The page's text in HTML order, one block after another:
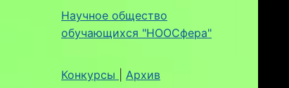
Научное общество
обучающихся "НООСфера"
Конкурсы Архив